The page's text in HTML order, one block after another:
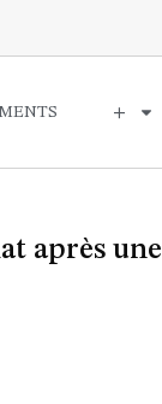
+
après une